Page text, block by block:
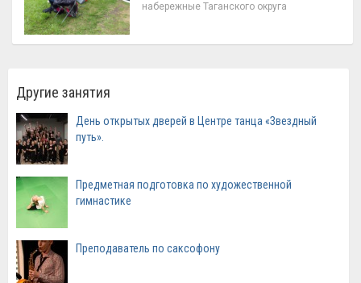
набережные Таганского округа
Другие занятия
День открытых дверей в Центре танца «Звездный
путь».
Предметная подготовка по художественной
гимнастике
Преподаватель по саксофону